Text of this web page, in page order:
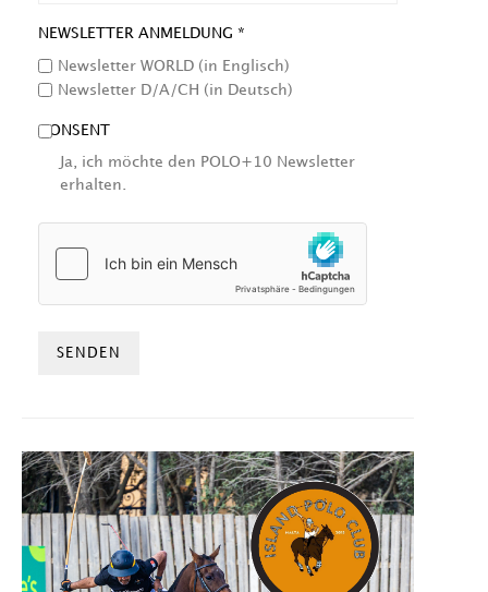
NEWSLETTER ANMELDUNG *
Newsletter WORLD (in Englisch)
Newsletter D/A/CH (in Deutsch)
CONSENT
Ja, ich möchte den POLO+10 Newsletter
erhalten.